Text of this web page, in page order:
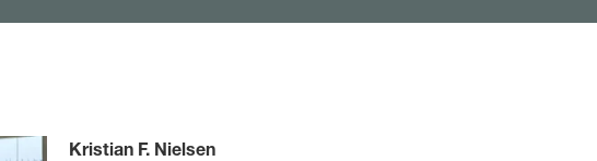
Kristian F. Nielsen